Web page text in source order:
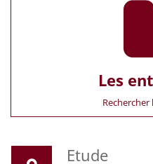
Les
Etude